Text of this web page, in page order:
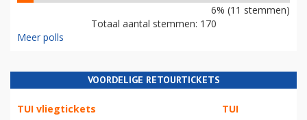
6% (11 stemmen)
Totaal aantal stemmen: 170
Meer polls
VOORDELIGE RETOURTICKETS
TUI vliegtickets TUI